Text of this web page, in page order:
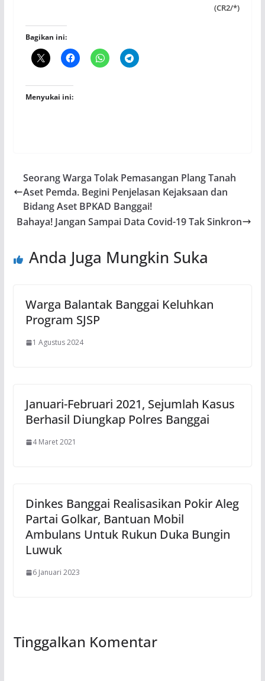
(CR2/*)
Bagikan ini:
Menyukai ini:
Seorang Warga Tolak Pemasangan Plang Tanah
Aset Pemda. Begini Penjelasan Kejaksaan dan
Bidang Aset BPKAD Banggai!
Bahaya! Jangan Sampai Data Covid-19 Tak Sinkron
Anda Juga Mungkin Suka
Warga Balantak Banggai Keluhkan
Program SJSP
1 Agustus 2024
Januari-Februari 2021, Sejumlah Kasus
Berhasil Diungkap Polres Banggai
4 Maret 2021
Dinkes Banggai Realisasikan Pokir Aleg
Partai Golkar, Bantuan Mobil
Ambulans Untuk Rukun Duka Bungin
Luwuk
6 Januari 2023
Tinggalkan Komentar